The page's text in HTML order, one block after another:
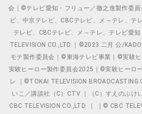
会｜©テレビ愛知・フリュー／徹之進製作委
ビ、中京テレビ、CBCテレビ、メ～テレ、テ
テレビ、CBCテレビ、メ～テレ、テレビ愛
TELEVISION CO.,LTD.｜©2023 二月 公/
モテ製作委員会｜©東海テレビ事業｜©実験
実験ヒーロー製作委員会2025｜©実験ヒーロ
レ ｜©TOKAI TELEVISION BROADCASTING
いこ／講談社（C）CTV ｜（C）すえのぶけ
CBC TELEVISION CO.,LTD. ｜ ｜© CBC